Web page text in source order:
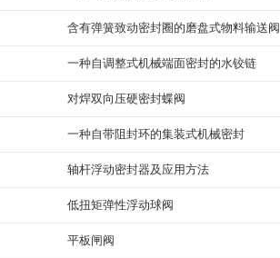
含有弹簧致动密封圈的磨盘式物料输送阀
一种自调整式机械端面密封的水铰链
对焊双向压硬密封蝶阀
一种自带阻封环的集装式机械密封
轴杆浮动密封器及应用方法
低扭矩弹性浮动球阀
平板闸阀